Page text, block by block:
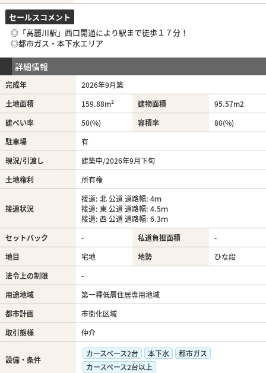
セールスコメント
◎「高麗川駅」西口開通により駅まで徒歩１７分！
◎都市ガス・本下水エリア
詳細情報
完成年
2026年9月築
土地面積
159.88m² 建物面積 95.57m2
建ぺい率
50(%) 容積率
80(%)
駐車場
有
現況/引渡し
建築中/2026年9月下旬
土地権利
所有権
接道状況
接道: 北 公道 道路幅: 4ｍ
接道: 東 公道 道路幅: 4.5ｍ
接道: 西 公道 道路幅: 6.3ｍ
セットバック
- 私道負担面積
-
地目
宅地 地勢
ひな段
法令上の制限
-
用途地域
第一種低層住居専用地域
都市計画
市街化区域
取引態様
仲介
設備・条件
カースペース2台 本下水
都市ガス
カースペース2台以上